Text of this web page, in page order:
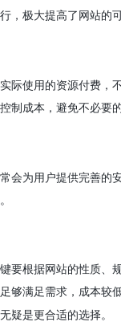
，极大提高了网站的
际使用的资源付费，
制成本，避免不必要的
会为用户提供完善的
要根据网站的性质、
够满足需求，成本较
疑是更合适的选择。